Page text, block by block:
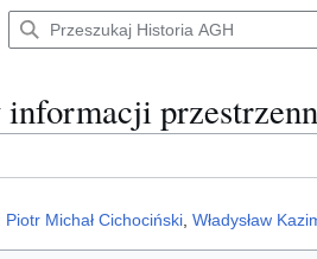
informacji
Piotr Michał Cichociński Władysław